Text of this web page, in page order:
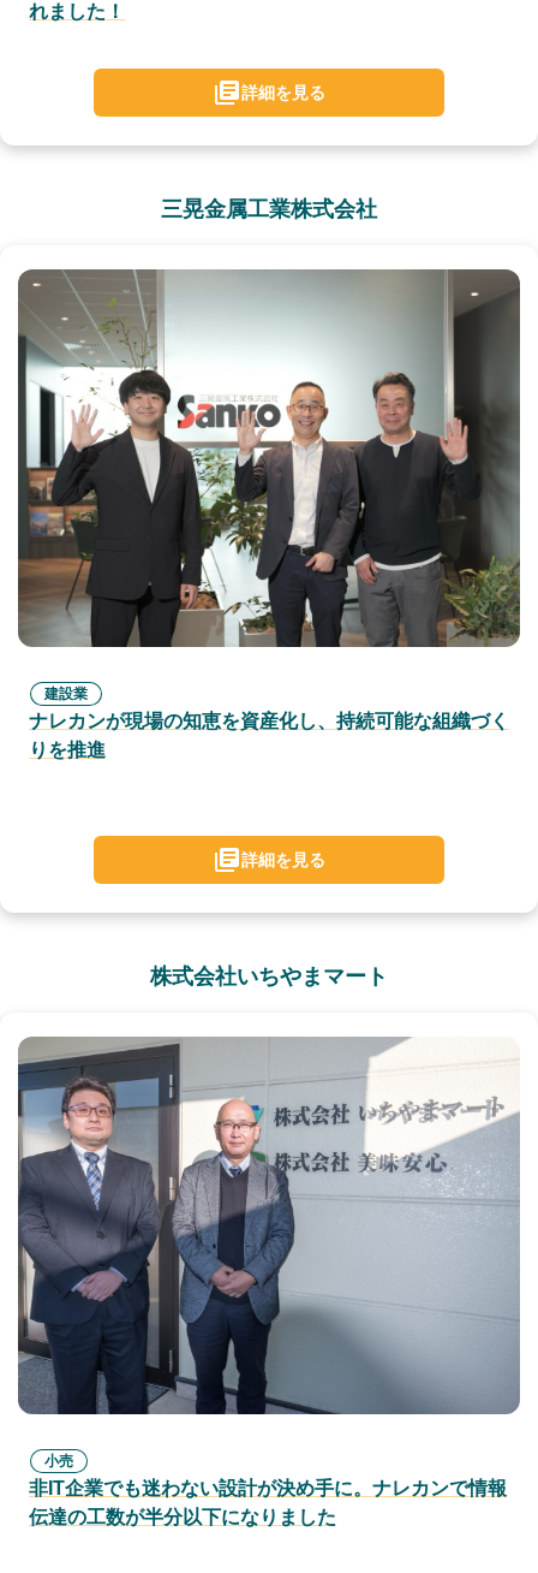
れました！
詳細を見る
三晃金属工業株式会社
建設業
ナレカンが現場の知恵を資産化し、持続可能な組織づく
りを推進
詳細を見る
株式会社いちやまマート
小売
非IT企業でも迷わない設計が決め手に。ナレカンで情報
伝達の工数が半分以下になりました